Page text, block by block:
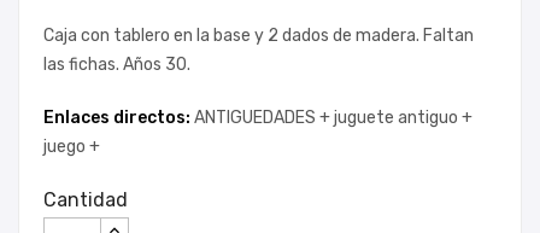
Caja con tablero en la base y 2 dados de madera. Faltan
las fichas. Años 30.
Enlaces directos: ANTIGUEDADES +juguete antiguo +
juego +
Cantidad